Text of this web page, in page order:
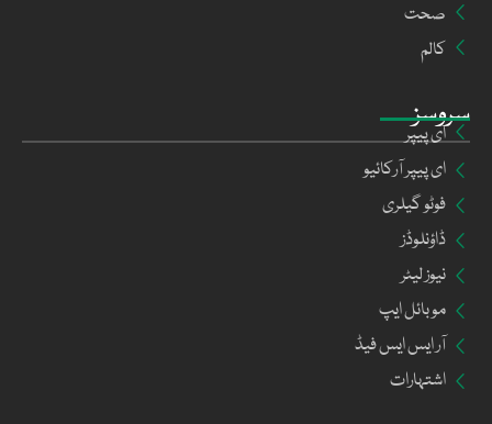
سروسز
ای پیپر
ای پیپر آرکائیو
فوٹو گیلری
ڈاؤنلوڈز
نیوز لیٹر
موبائل ایپ
آر ایس ایس فیڈ
اشتہارات
صحت
کالم